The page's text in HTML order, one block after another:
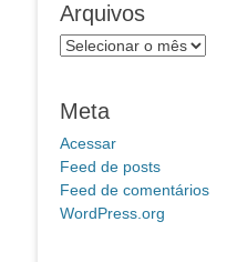
Arquivos
Arquivos
Meta
Acessar
Feed de posts
Feed de comentários
WordPress.org